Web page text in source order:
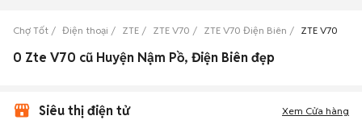
Chợ Tốt Điện thoại ZTE ZTE V70 ZTE V70 Điện Biên ZTE V70
0 Zte V70 cũ Huyện Nậm Pồ, Điện Biên đẹp
Siêu thị điện tử Xem Cửa hàng